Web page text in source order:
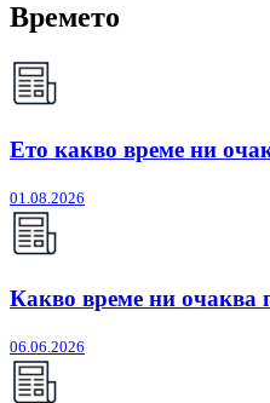
Времето
Ето какво време ни
01.08.2026
Какво време ни очаква
06.06.2026